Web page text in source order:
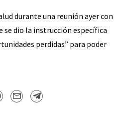
durante una reunión ayer con
se dio la instrucción específica
perdidas” para poder